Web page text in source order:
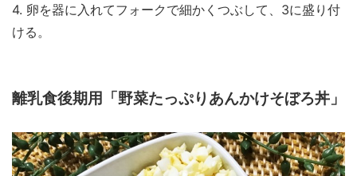
4. 卵を器に入れてフォークで細かくつぶして、3に盛り付
ける。
離乳食後期用「野菜たっぷりあんかけそぼろ丼」